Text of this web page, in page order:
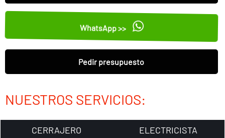
WhatsApp >>
Pedir presupuesto
NUESTROS SERVICIOS:
CERRAJERO
ELECTRICISTA